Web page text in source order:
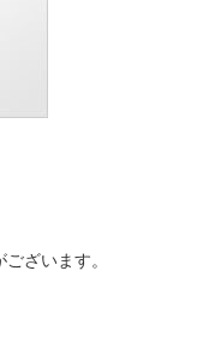
ざいます。